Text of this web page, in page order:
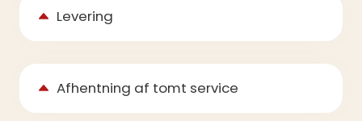
Levering
Afhentning af tomt service